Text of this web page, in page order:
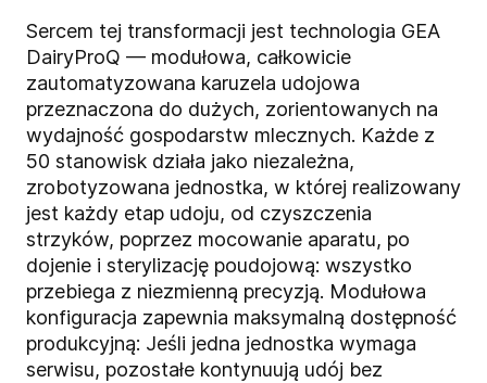
Sercem tej transformacji jest technologia GEA
DairyProQ — modułowa, całkowicie
zautomatyzowana karuzela udojowa
przeznaczona do dużych, zorientowanych na
wydajność gospodarstw mlecznych. Każde z
50 stanowisk działa jako niezależna,
zrobotyzowana jednostka, w której realizowany
jest każdy etap udoju, od czyszczenia
strzyków, poprzez mocowanie aparatu, po
dojenie i sterylizację poudojową: wszystko
przebiega z niezmienną precyzją. Modułowa
konfiguracja zapewnia maksymalną dostępność
produkcyjną: Jeśli jedna jednostka wymaga
serwisu, pozostałe kontynuują udój bez